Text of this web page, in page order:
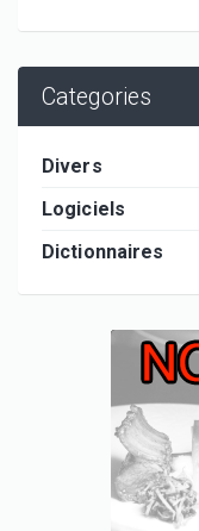
Categories
Divers
Logiciels
Dictionnaires